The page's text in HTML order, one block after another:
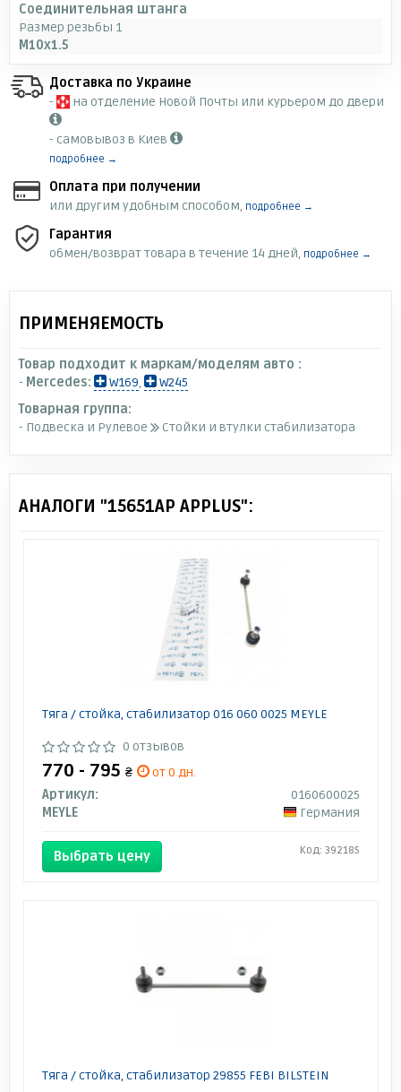
Соединительная штанга
Размер резьбы 1
M10x1.5
Доставка по Украине
-
на отделение Новой Почты или курьером до двери
- самовывоз в Киев
подробнее →
Оплата при получении
или другим удобным способом, подробнее →
Гарантия
обмен/возврат товара в течение 14 дней, подробнее →
ПРИМЕНЯЕМОСТЬ
Товар подходит к маркам/моделям авто :
- Mercedes: W169,
W245
Товарная группа:
- Подвеска и Рулевое
Стойки и втулки стабилизатора
АНАЛОГИ "15651AP APPLUS":
Тяга / стойка, стабилизатор 016 060 0025 MEYLE
0 отзывов
770 - 795 ₴
от 0 дн.
Артикул:
0160600025
MEYLE
Германия
Выбрать цену Код: 392185
Тяга / стойка, стабилизатор 29855 FEBI BILSTEIN